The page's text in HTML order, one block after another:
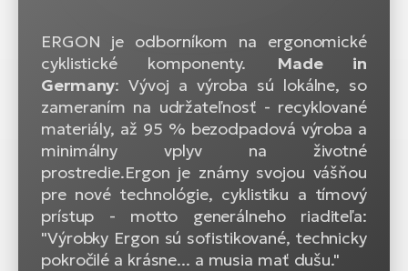
ERGON je odborníkom na ergonomické
cyklistické komponenty. Made in
Germany: Vývoj a výroba sú lokálne, so
zameraním na udržateľnosť - recyklované
materiály, až 95 % bezodpadová výroba a
minimálny vplyv na životné
prostredie.Ergon je známy svojou vášňou
pre nové technológie, cyklistiku a tímový
prístup - motto generálneho riaditeľa:
"Výrobky Ergon sú sofistikované, technicky
pokročilé a krásne... a musia mať dušu."